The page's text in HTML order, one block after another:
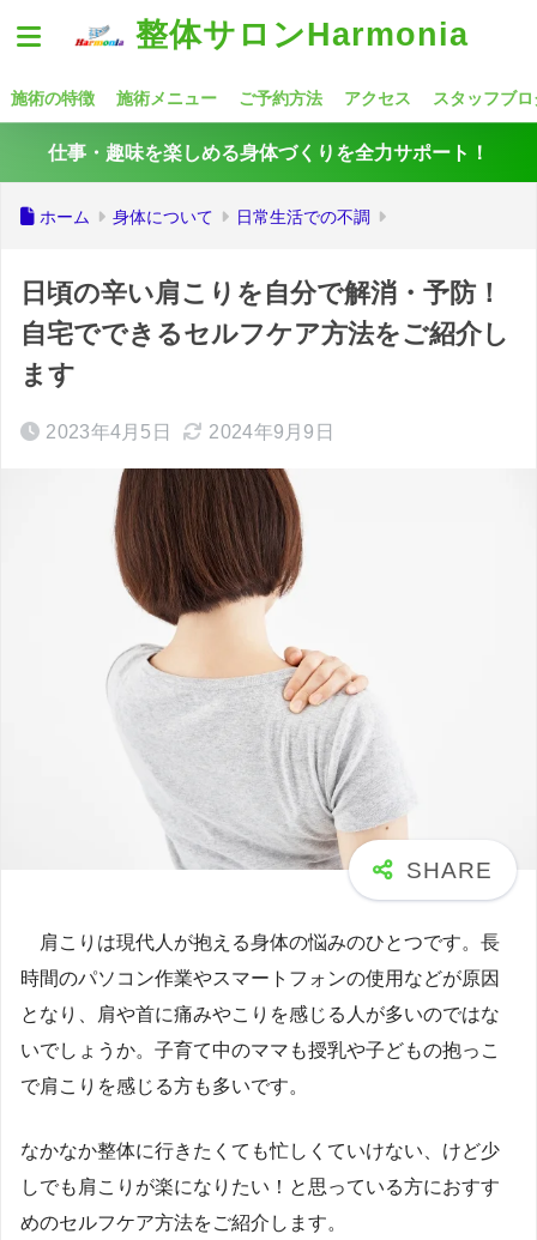
整体サロンHarmonia
施術の特徴 施術メニュー ご予約方法 アクセス スタッフブロ
仕事・趣味を楽しめる身体づくりを全力サポート！
ホーム 身体について 日常生活での不調
日頃の辛い肩こりを自分で解消・予防！
自宅でできるセルフケア方法をご紹介し
ます
2023年4月5日 2024年9月9日
肩こりは現代人が抱える身体の悩みのひとつです。長
時間のパソコン作業やスマートフォンの使用などが原因
となり、肩や首に痛みやこりを感じる人が多いのではな
いでしょうか。子育て中のママも授乳や子どもの抱っこ
で肩こりを感じる方も多いです。
なかなか整体に行きたくても忙しくていけない、けど少
しでも肩こりが楽になりたい！と思っている方におすす
めのセルフケア方法をご紹介します。